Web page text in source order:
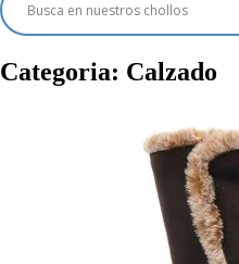
Categoria: Calzado